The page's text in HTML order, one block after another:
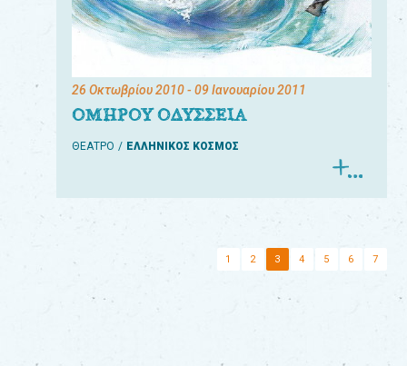
26 Οκτωβρίου 2010- 09 Ιανουαρίου 2011
ΟΜΗΡΟΥ ΟΔΥΣΣΕΙΑ
ΘΕΑΤΡΟ ΕΛΛΗΝΙΚΟΣ ΚΟΣΜΟΣ
1 2 3 4 5 6 7